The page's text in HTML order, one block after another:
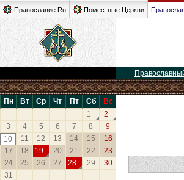
Православие.Ru Поместные Церкви
Пн Вт Ср Чт Пт Сб
Вс
1
2
3
4 5 6 7 8
9
10
11 12 13 14 15
16
17
18 19 20 21 22
23
24
25 26 27 28 29
30
31